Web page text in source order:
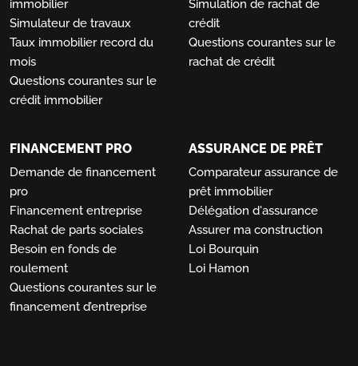
immobilier
Simulateur de travaux
Taux immobilier record du
mois
Questions courantes sur le
crédit immobilier
Simulation de rachat de
crédit
Questions courantes sur le
rachat de crédit
FINANCEMENT PRO
Demande de financement
pro
Financement entreprise
Rachat de parts sociales
Besoin en fonds de
roulement
Questions courantes sur le
financement d’entreprise
ASSURANCE DE PRÊT
Comparateur assurance de
prêt immobilier
Délégation d'assurance
Assurer ma construction
Loi Bourquin
Loi Hamon